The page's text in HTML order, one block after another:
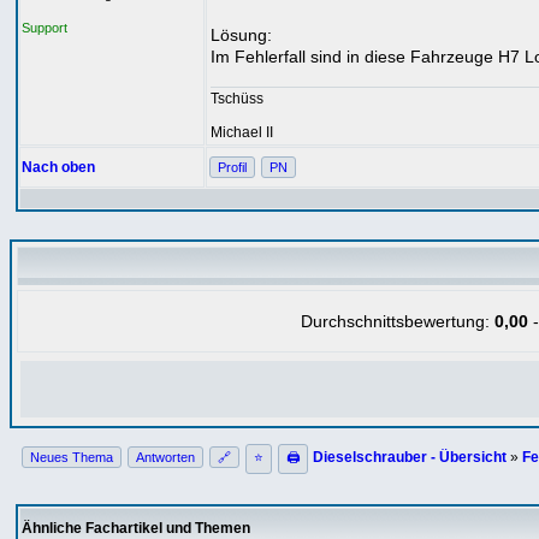
Support
Lösung:
Im Fehlerfall sind in diese Fahrzeuge H7
Tschüss
Michael II
Nach oben Profil PN
Durchschnittsbewertung: 0,00-
Neues Thema Antworten 🔗 ⭐ 🖨 Dieselschrauber - Übersicht »
Ähnliche Fachartikel und Themen